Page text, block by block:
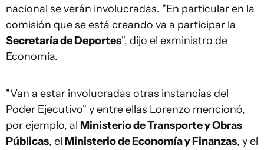
nacional se verán involucradas. "En particular en la
comisión que se está creando va a participar la
Secretaría de Deportes", dijo el exministro de
Economía.
"Van a estar involucradas otras instancias del
Poder Ejecutivo" y entre ellas Lorenzo mencionó,
por ejemplo, al Ministerio de Transporte y Obras
Públicas, el Ministerio de Economía y Finanzas, y el